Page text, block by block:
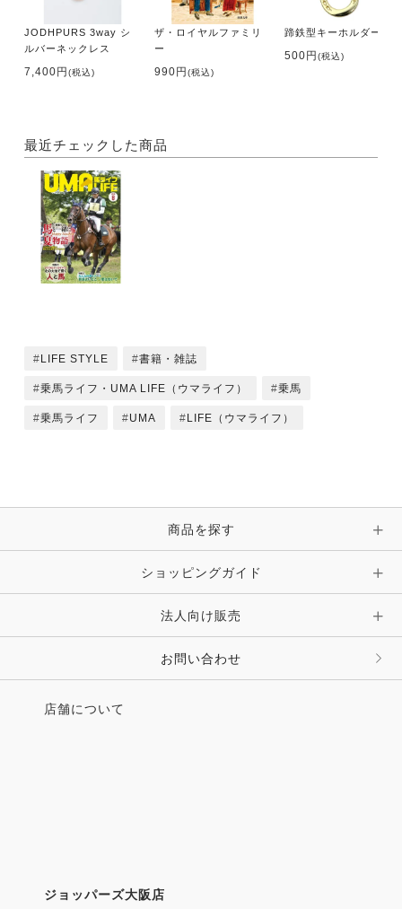
●在来馬「ヨナグニウマ」との海中乗馬とビーチ外乗
を楽しむ
●カナディアンキャンプ北海道 乗馬クラブリーフで過
ごす夏
●夏のおすすめ乗馬ファッション＆グッズ
特集2 さすがはデッカイドウ！ 北の大地で輝く人と
馬
●園児たちが、のびのびと馬と学ぶ 宮ノ丘幼稚園
●本格的ホースセラピー施設 北海道障がい者乗馬セ
ンター
●ばんえい競馬の伝統を守り継承する ばんえい牧場
特集3 みんなの馬リゾート 那須よいとこ一度はおい
●第30回那須グランドホースショーCSI*W-NASU
●馬と自然と景色と食事 アイランドホースリゾート
●毎日が直球勝負！ 那須トレーニングファーム
●那須エリアの馬スポット＆MAP
Field on the Earth
イタリア・南トスカーナ地方で120kmの外乗へ
●第39回全日本ヤング総合馬術大会2018
Cup2018
JODHPURS 3way シ
ルバーネックレス
7,400円(税込)
ザ・ロイヤルファミリ
ー
990円(税込)
蹄鉄型キーホルダー
500円(税込)
最近チェックした商品
LIFE STYLE 書籍・雑誌
乗馬ライフ・UMA LIFE（ウマライフ） 乗馬
乗馬ライフ UMA LIFE（ウマライフ）
商品を探す
ショッピングガイド
法人向け販売
お問い合わせ
店舗について
ジョッパーズ大阪店